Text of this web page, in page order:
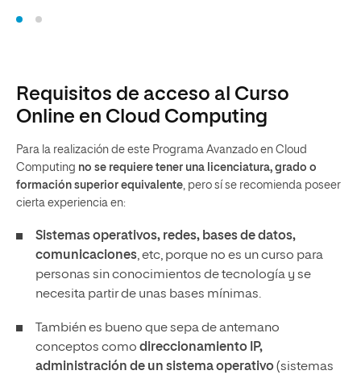
Requisitos de acceso al Curso
Online en Cloud Computing
Para la realización de este Programa Avanzado en Cloud
Computing no se requiere tener una licenciatura, grado o
formación superior equivalente, pero sí se recomienda poseer
cierta experiencia en:
Sistemas operativos, redes, bases de datos,
comunicaciones, etc, porque no es un curso para
personas sin conocimientos de tecnología y se
necesita partir de unas bases mínimas.
También es bueno que sepa de antemano
conceptos como direccionamiento IP,
administración de un sistema operativo(sistemas